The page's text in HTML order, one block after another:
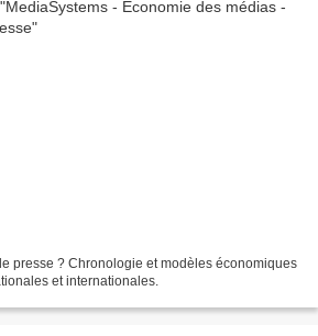
presse ? Chronologie et modèles économiques
et internationales.